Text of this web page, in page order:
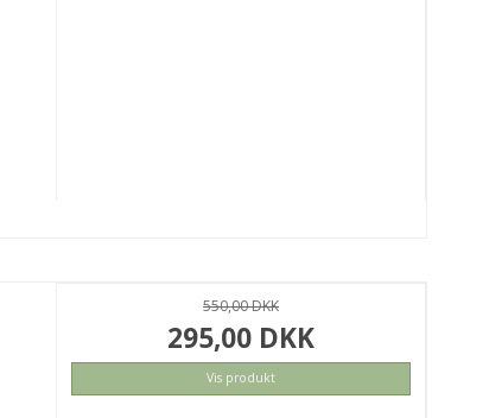
550,00 DKK
295,00 DKK
Vis produkt